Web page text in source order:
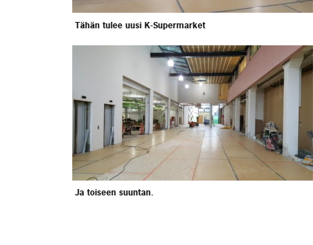
Tähän tulee uusi K-Supermarket
Ja toiseen suuntan.